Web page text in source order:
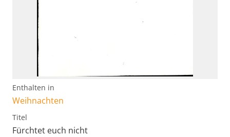
Enthalten in
Weihnachten
Titel
Fürchtet euch nicht